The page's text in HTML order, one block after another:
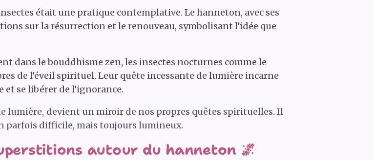
était une pratique contemplative. Le hanneton, avec ses
sur la résurrection et le renouveau, symbolisant l’idée que
dans le bouddhisme zen, les insectes nocturnes comme le
de l’éveil spirituel. Leur quête incessante de lumière incarne
se libérer de l’ignorance.
lumière, devient un miroir de nos propres quêtes spirituelles. Il
parfois difficile, mais toujours lumineux.
autour du hanneton 🌌